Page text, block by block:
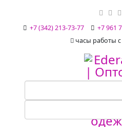
+7 (342) 213-73-77 +7 961
часы работы с